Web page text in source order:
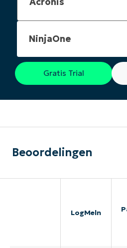
NinjaOne
Gratis Trial
Beoordelingen
LogMeln